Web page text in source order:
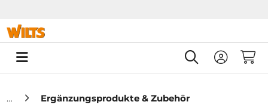
0
Ergänzungsprodukte & Zubehör